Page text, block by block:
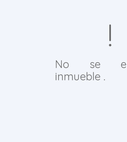
No se
inmueble .